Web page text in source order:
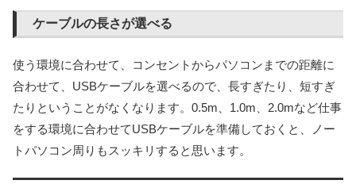
ケーブルの長さが選べる
使う環境に合わせて、コンセントからパソコンまでの距離に
合わせて、USBケーブルを選べるので、長すぎたり、短すぎ
たりということがなくなります。0.5m、1.0m、2.0mなど仕事
をする環境に合わせてUSBケーブルを準備しておくと、ノー
トパソコン周りもスッキリすると思います。